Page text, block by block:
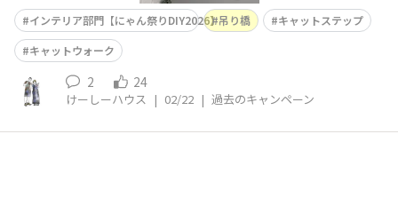
インテリア部門【にゃん祭りDIY2026】吊り橋
キャットステップ
キャットウォーク
2 24
けーしーハウス | 02/22 | 過去のキャンペーン